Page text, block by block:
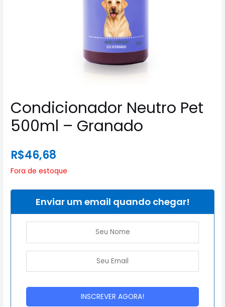
Condicionador Neutro Pet
500ml – Granado
R$46,68
Fora de estoque
Enviar um email quando chegar!